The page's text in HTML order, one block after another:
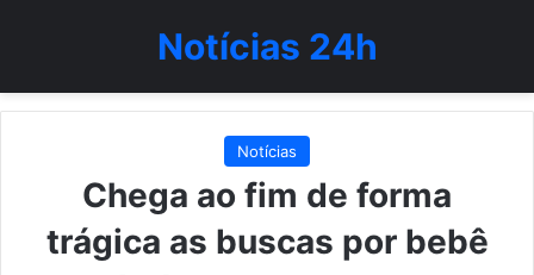
Notícias 24h
Notícias
Chega ao fim de forma
trágica as buscas por bebê